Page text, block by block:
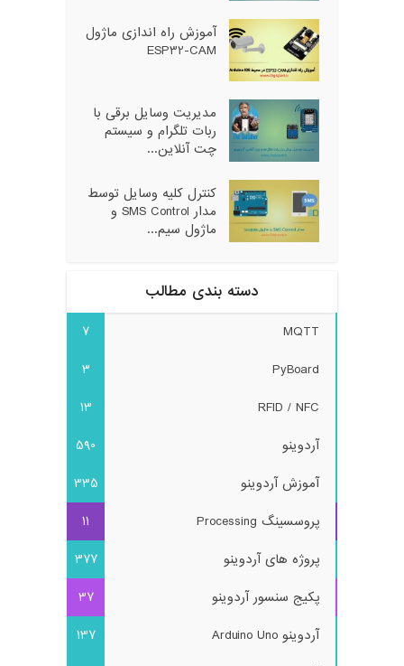
آموزش راه اندازی ماژول
ESP32-CAM
مدیریت وسایل برقی با
ربات تلگرام و سیستم
چت آنلاین...
کنترل کلیه وسایل توسط
مدار SMS Control و
ماژول سیم...
دسته بندی مطالب
MQTT
7
PyBoard
3
RFID / NFC
13
آردوینو
590
آموزش آردوینو
335
پروسسینگ Processing
11
پروژه های آردوینو
377
پکیج سنسور آردوینو
37
آردوینو Arduino Uno
137